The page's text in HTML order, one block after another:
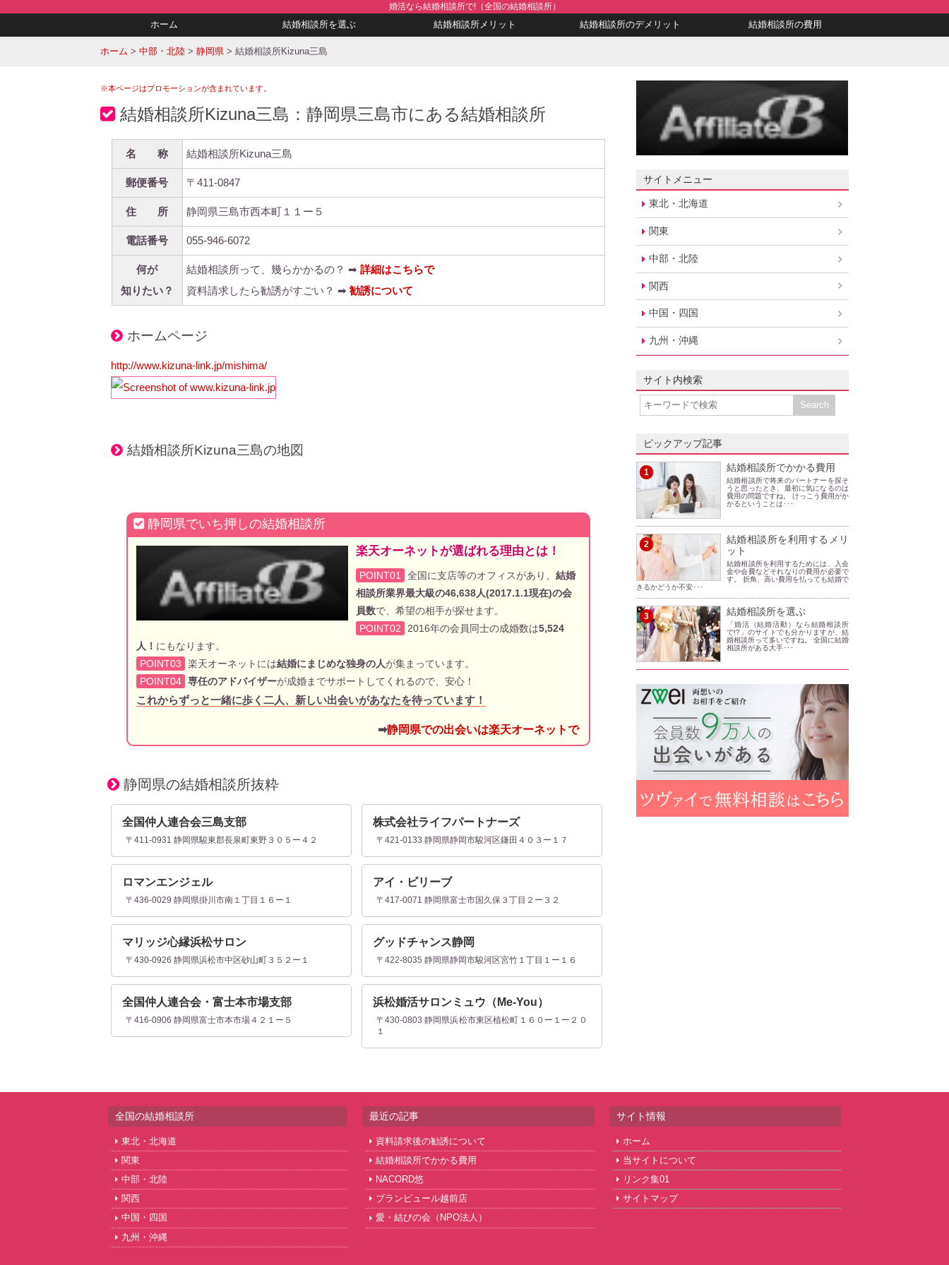
婚活なら結婚相談所で!（全国の結婚相談所）
ホーム 結婚相談所を選ぶ 結婚相談所メリット 結婚相談所のデメリット 結婚相談所の費用
ホーム > 中部・北陸 > 静岡県 > 結婚相談所Kizuna三島
※本ページはプロモーションが含まれています。
結婚相談所Kizuna三島：静岡県三島市にある結婚相談所
名 称 結婚相談所Kizuna三島
郵便番号 〒411-0847
住 所 静岡県三島市西本町１１ー５
電話番号 055-946-6072
何が
知りたい？
結婚相談所って、幾らかかるの？ ➡ 詳細はこちらで
資料請求したら勧誘がすごい？ ➡ 勧誘について
ホームページ
http://www.kizuna-link.jp/mishima/
結婚相談所Kizuna三島の地図
静岡県でいち押しの結婚相談所
楽天オーネットが選ばれる理由とは！
POINT01 全国に支店等のオフィスがあり、 結婚
相談所業界最大級の46,638人(2017.1.1現在)の会
員数で、希望の相手が探せます。
POINT02
2016年の会員同士の成婚数は5,524
人！ にもなります。
POINT03
楽天オーネットには結婚にまじめな独身の人が集まっています。
POINT04 専任のアドバイザーが成婚までサポートしてくれるので、安心！
これからずっと一緒に歩く二人、新しい出会いがあなたを待っています！
➡静岡県での出会いは楽天オーネットで
静岡県の結婚相談所抜粋
全国仲人連合会三島支部
〒411-0931 静岡県駿東郡長泉町東野３０５ー４２
株式会社ライフパートナーズ
〒421-0133 静岡県静岡市駿河区鎌田４０３ー１７
ロマンエンジェル
〒436-0029 静岡県掛川市南１丁目１６ー１
アイ・ビリーブ
〒417-0071 静岡県富士市国久保３丁目２ー３２
マリッジ心縁浜松サロン
〒430-0926 静岡県浜松市中区砂山町３５２ー１
グッドチャンス静岡
〒422-8035 静岡県静岡市駿河区宮竹１丁目１ー１６
全国仲人連合会・富士本市場支部
〒416-0906 静岡県富士市本市場４２１ー５
浜松婚活サロンミュウ（Me‐You）
〒430-0803 静岡県浜松市東区植松町１６０ー１ー２０
１
サイトメニュー
東北・北海道
関東
中部・北陸
関西
中国・四国
九州・沖縄
サイト内検索
ピックアップ記事
1 結婚相談所でかかる費用
結婚相談所で将来のパートナーを探そ
うと思ったとき、最初に気になるのは
費用の問題ですね。 けっこう費用がか
かるということは･･･
2
結婚相談所を利用するメリ
ット
結婚相談所を利用するためには、入会
金や会費などそれなりの費用が必要で
す。 折角、高い費用を払っても結婚で
きるかどうか不安･･･
3 結婚相談所を選ぶ
「婚活（結婚活動）なら結婚相談所
で!?」のサイトでも分かりますが、結
婚相談所って多いですね。 全国に結婚
相談所がある大手･･･
全国の結婚相談所
東北・北海道
関東
中部・北陸
関西
中国・四国
九州・沖縄
最近の記事
資料請求後の勧誘について
結婚相談所でかかる費用
NACORD悠
ブランピュール越前店
愛・結びの会（NPO法人）
サイト情報
ホーム
当サイトについて
リンク集01
サイトマップ